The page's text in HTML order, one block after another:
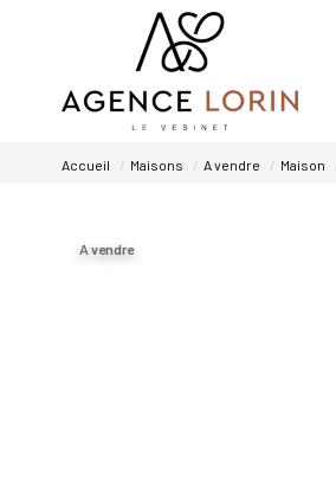
Accueil Maisons A vendre Maison
A vendre